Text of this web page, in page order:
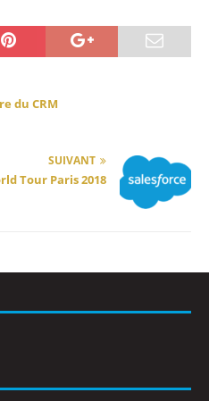
du CRM
SUIVANT
Tour Paris 2018